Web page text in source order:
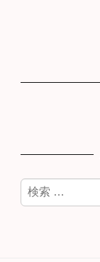
検
索